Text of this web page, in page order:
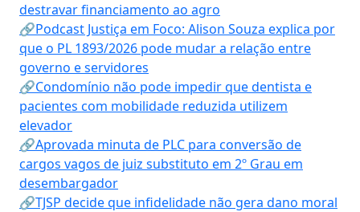
destravar financiamento ao agro
🔗Podcast Justiça em Foco: Alison Souza explica por
que o PL 1893/2026 pode mudar a relação entre
governo e servidores
🔗Condomínio não pode impedir que dentista e
pacientes com mobilidade reduzida utilizem
elevador
🔗Aprovada minuta de PLC para conversão de
cargos vagos de juiz substituto em 2º Grau em
desembargador
🔗TJSP decide que infidelidade não gera dano moral